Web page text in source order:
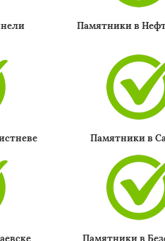
Памятники в
Памятники в
Памятники в
на обработку персональных данных